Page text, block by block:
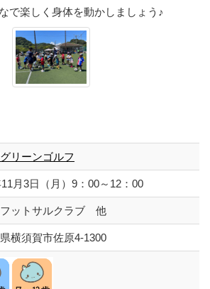
で楽しく身体を動かしましょう♪
リーンゴルフ
月3日（月）9：00～12：00
ットサルクラブ 他
横須賀市佐原4-1300